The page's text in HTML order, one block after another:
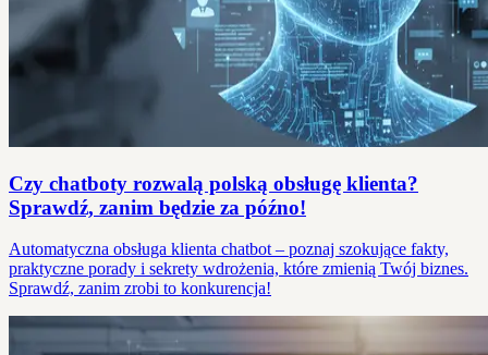
Czy chatboty rozwalą polską obsługę klienta?
Sprawdź, zanim będzie za późno!
Automatyczna obsługa klienta chatbot – poznaj szokujące fakty,
praktyczne porady i sekrety wdrożenia, które zmienią Twój biznes.
Sprawdź, zanim zrobi to konkurencja!